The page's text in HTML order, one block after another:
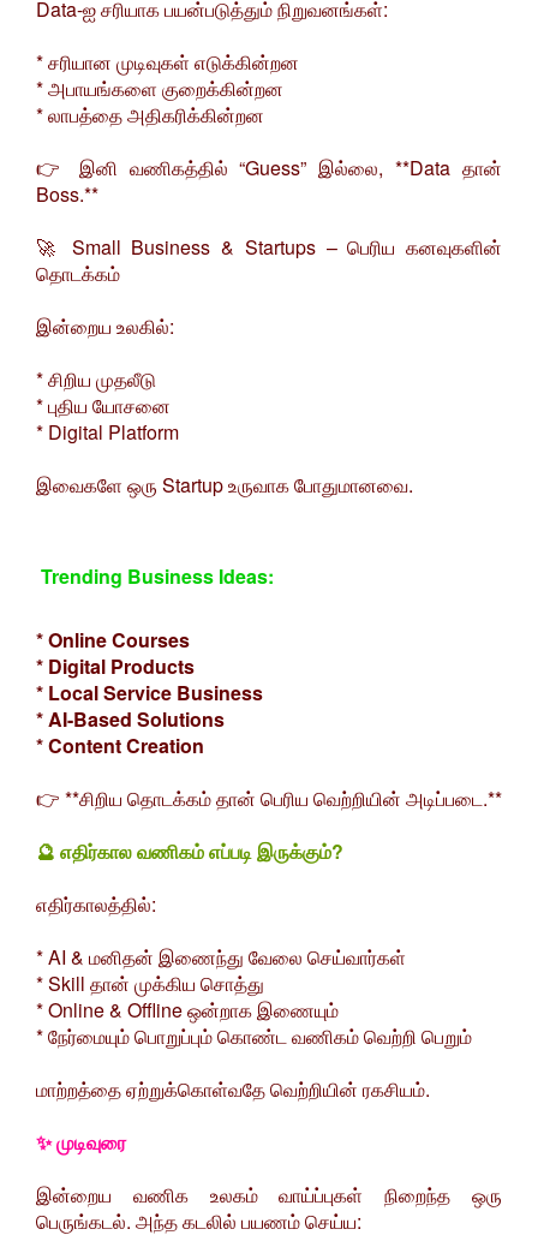
Data-ஐ சரியாக பயன்படுத்தும் நிறுவனங்கள்:
* சரியான முடிவுகள் எடுக்கின்றன
* அபாயங்களை குறைக்கின்றன
* லாபத்தை அதிகரிக்கின்றன
👉 இனி வணிகத்தில் “Guess” இல்லை, **Data தான்
Boss.**
🚀 Small Business & Startups – பெரிய கனவுகளின்
தொடக்கம்
இன்றைய உலகில்:
* சிறிய முதலீடு
* புதிய யோசனை
* Digital Platform
இவைகளே ஒரு Startup உருவாக போதுமானவை.
Trending Business Ideas:
* Online Courses
* Digital Products
* Local Service Business
* AI-Based Solutions
* Content Creation
👉 **சிறிய தொடக்கம் தான் பெரிய வெற்றியின் அடிப்படை.**
🔮 எதிர்கால வணிகம் எப்படி இருக்கும்?
எதிர்காலத்தில்:
* AI & மனிதன் இணைந்து வேலை செய்வார்கள்
* Skill தான் முக்கிய சொத்து
* Online & Offline ஒன்றாக இணையும்
* நேர்மையும் பொறுப்பும் கொண்ட வணிகம் வெற்றி பெறும்
மாற்றத்தை ஏற்றுக்கொள்வதே வெற்றியின் ரகசியம்.
✨ முடிவுரை
இன்றைய வணிக உலகம் வாய்ப்புகள் நிறைந்த ஒரு
பெருங்கடல். அந்த கடலில் பயணம் செய்ய: